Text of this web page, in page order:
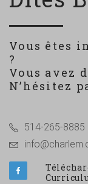
Vous êtes
?
Vous avez
N’hésitez
514-265-8885